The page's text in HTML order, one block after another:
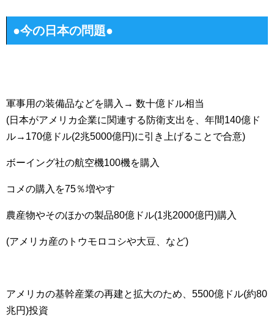
●今の日本の問題●
軍事用の装備品などを購入→ 数十億ドル相当
(日本がアメリカ企業に関連する防衛支出を、年間140億ド
ル→170億ドル(2兆5000億円)に引き上げることで合意)
ボーイング社の航空機100機を購入
コメの購入を75％増やす
農産物やそのほかの製品80億ドル(1兆2000億円)購入
(アメリカ産のトウモロコシや大豆、など)
アメリカの基幹産業の再建と拡大のため、5500億ドル(約80
兆円)投資